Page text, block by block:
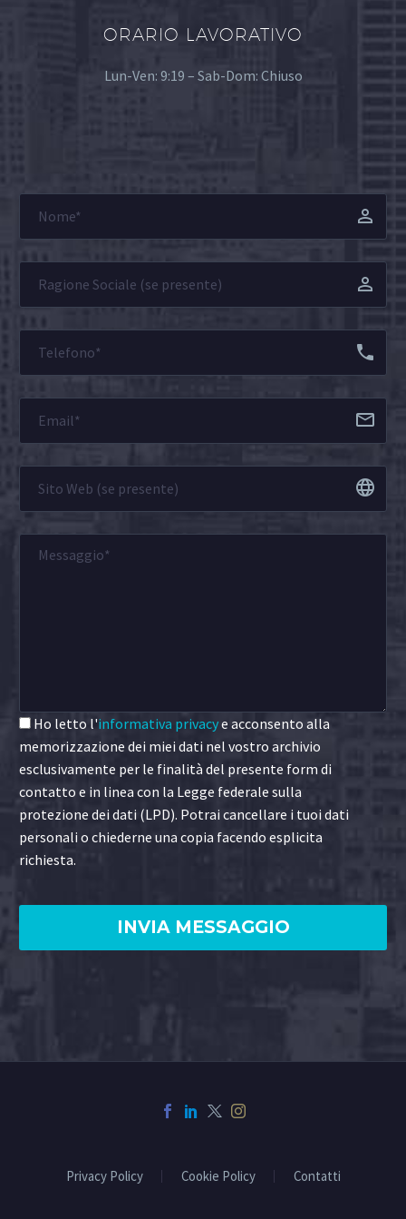
ORARIO LAVORATIVO
Lun-Ven: 9:19 – Sab-Dom: Chiuso
Ho letto l'informativa privacye acconsento alla
memorizzazione dei miei dati nel vostro archivio
esclusivamente per le finalità del presente form di
contatto e in linea con la Legge federale sulla
protezione dei dati (LPD). Potrai cancellare i tuoi dati
personali o chiederne una copia facendo esplicita
richiesta.
Privacy Policy Cookie Policy Contatti